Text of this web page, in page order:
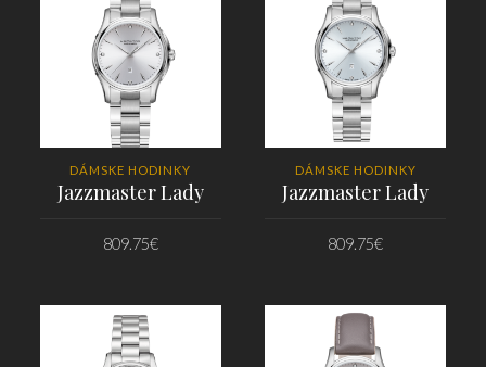
DÁMSKE HODINKY
Jazzmaster Lady
809.75€
DÁMSKE HODINKY
Jazzmaster Lady
809.75€